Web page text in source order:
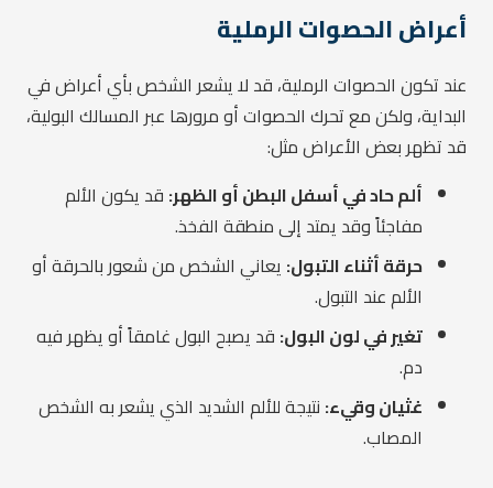
أعراض الحصوات الرملية
عند تكون الحصوات الرملية، قد لا يشعر الشخص بأي أعراض في
البداية، ولكن مع تحرك الحصوات أو مرورها عبر المسالك البولية،
قد تظهر بعض الأعراض مثل:
ألم حاد في أسفل البطن أو الظهر: قد يكون الألم
مفاجئاً وقد يمتد إلى منطقة الفخذ.
حرقة أثناء التبول: يعاني الشخص من شعور بالحرقة أو
الألم عند التبول.
تغير في لون البول: قد يصبح البول غامقاً أو يظهر فيه
دم.
غثيان وقيء: نتيجة للألم الشديد الذي يشعر به الشخص
المصاب.